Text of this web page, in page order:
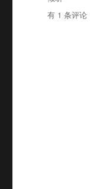
签
武
有 1 条评论